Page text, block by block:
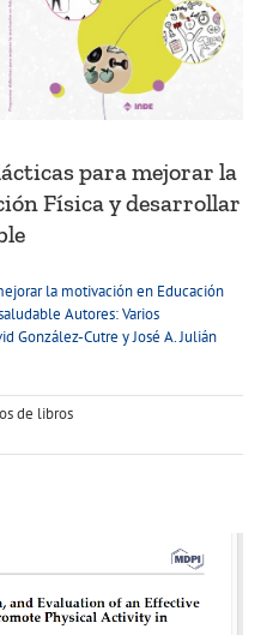
para mejorar la
Física y desarrollar
la motivación en Educación
Autores: Varios
González-Cutre y José A. Julián
de libros